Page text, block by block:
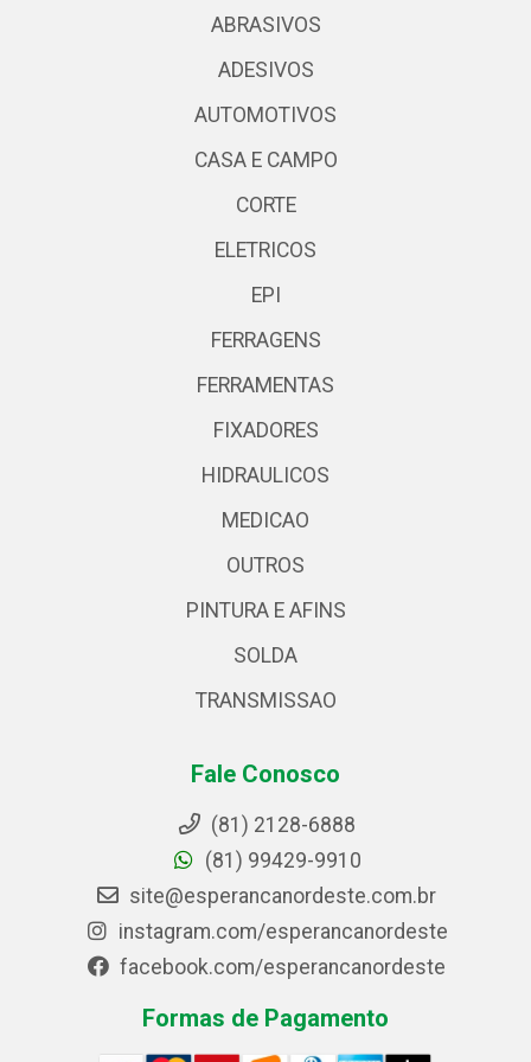
ABRASIVOS
ADESIVOS
AUTOMOTIVOS
CASA E CAMPO
CORTE
ELETRICOS
EPI
FERRAGENS
FERRAMENTAS
FIXADORES
HIDRAULICOS
MEDICAO
OUTROS
PINTURA E AFINS
SOLDA
TRANSMISSAO
Fale Conosco
(81) 2128-6888
(81) 99429-9910
site@esperancanordeste.com.br
instagram.com/esperancanordeste
facebook.com/esperancanordeste
Formas de Pagamento